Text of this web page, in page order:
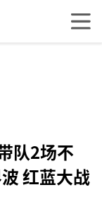
队2场不
红蓝大战